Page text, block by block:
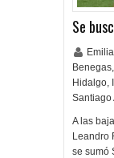
Se
Benegas,
Hidalgo,
Santiago
A las
Leandro
se sumó